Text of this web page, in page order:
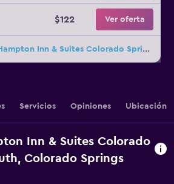
$122 Ver oferta
29 ofertas más de Hampton Inn & Suites Colorado Springs/I-25 South
Servicios Opiniones Ubicación
Inn & Suites Colorado
Colorado Springs